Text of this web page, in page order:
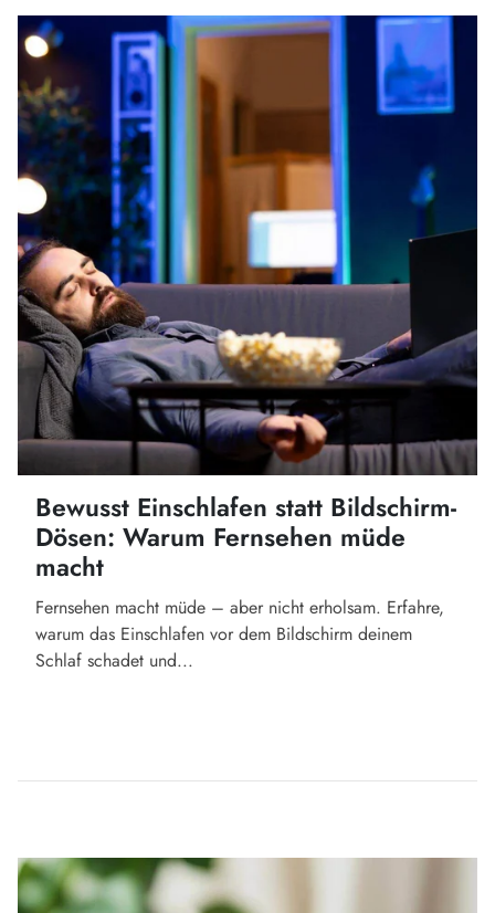
Bewusst Einschlafen statt Bildschirm-
Dösen: Warum Fernsehen müde
macht
Fernsehen macht müde – aber nicht erholsam. Erfahre,
warum das Einschlafen vor dem Bildschirm deinem
Schlaf schadet und...